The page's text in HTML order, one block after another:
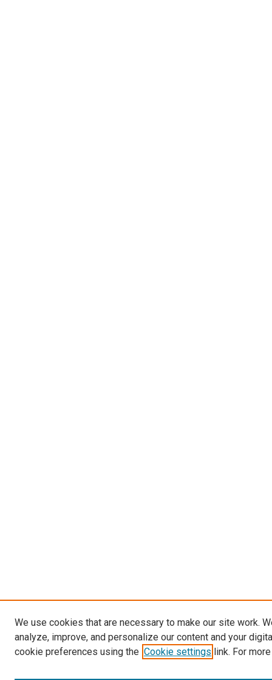
We use cookies that are necessary to make our site work.
analyze, improve, and personalize our content and your
cookie preferences using the Cookie settings link. For